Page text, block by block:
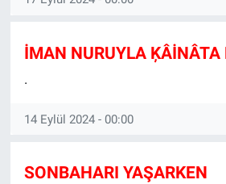
İMAN NURUYLA ĶÂİNÂTA
.
14 Eylül 2024 - 00:00
SONBAHARI YAŞARKEN
Spor
Uşak Haberleri